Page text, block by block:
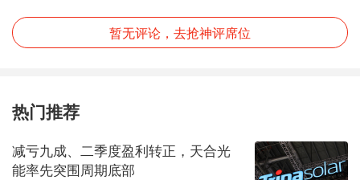
暂无评论，去抢神评席位
热门推荐
减亏九成、二季度盈利转正，天合光
能率先突围周期底部